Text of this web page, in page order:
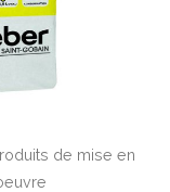
de mise en